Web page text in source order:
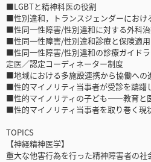
■LGBTと精神科医の役割
■性別違和，トランスジェンダーにおけ
■性同一性障害/性別違和に対する外科
■性同一性障害/性別違和診療と保険適用
■性同一性障害/性別違和の診療ガイド
定医／認定コーディネーター制度
■地域における多施設連携から協働への
■性的マイノリティ当事者が受診を躊躇
■性的マイノリティの子ども――教育と
■性的マイノリティ当事者を取り巻く
TOPICS
【神経精神医学】
重大な他害行為を行った精神障害者の